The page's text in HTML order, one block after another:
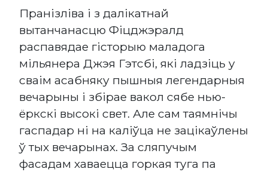
Пранізліва і з далікатнай
вытанчанасцю Фіцджэралд
распавядае гісторыю маладога
мільянера Джэя Гэтсбі, які ладзіць у
сваім асабняку пышныя легендарныя
вечарыны і збірае вакол сябе нью-
ёркскі высокі свет. Але сам таямнічы
гаспадар ні на каліўца не зацікаўлены
ў тых вечарынах. За сляпучым
фасадам хаваецца горкая туга па